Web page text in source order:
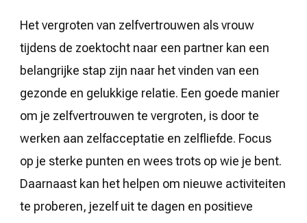
Het vergroten van zelfvertrouwen als vrouw
tijdens de zoektocht naar een partner kan een
belangrijke stap zijn naar het vinden van een
gezonde en gelukkige relatie. Een goede manier
om je zelfvertrouwen te vergroten, is door te
werken aan zelfacceptatie en zelfliefde. Focus
op je sterke punten en wees trots op wie je bent.
Daarnaast kan het helpen om nieuwe activiteiten
te proberen, jezelf uit te dagen en positieve